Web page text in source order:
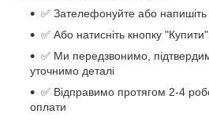
✅ Зателефонуйте або
✅ Або натисніть кнопку "Купити"
✅ Ми передзвонимо,
уточнимо деталі
✅ Відправимо протягом 2-4
оплати